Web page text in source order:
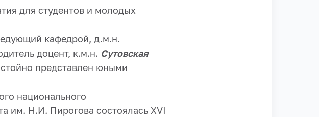
для студентов и молодых
кафедрой, д.м.н.
доцент, к.м.н. Сутовская
представлен юными
национального
им. Н.И. Пирогова состоялась XVI